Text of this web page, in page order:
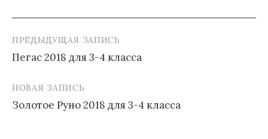
Навигация
по
записям
ПРЕДЫДУЩАЯ ЗАПИСЬ
Пегас 2018 для 3-4 класса
НОВАЯ ЗАПИСЬ
Золотое Руно 2018 для 3-4 класса